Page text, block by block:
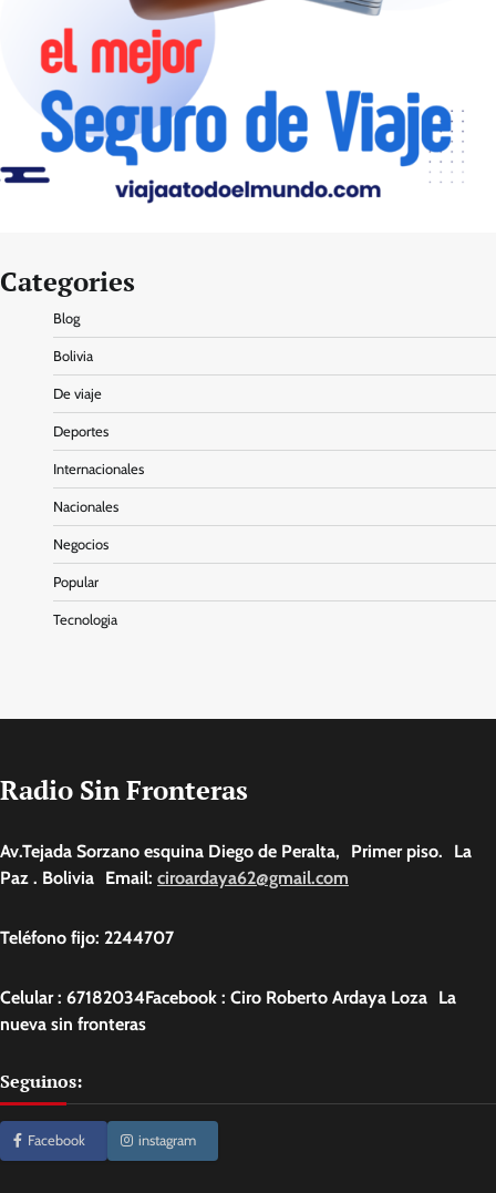
Categories
Blog
Bolivia
De viaje
Deportes
Internacionales
Nacionales
Negocios
Popular
Tecnologia
Radio Sin Fronteras
Av.Tejada Sorzano esquina Diego de Peralta, Primer piso. La
Paz . Bolivia Email: ciroardaya62@gmail.com
Teléfono fijo: 2244707
Celular : 67182034Facebook : Ciro Roberto Ardaya Loza La
nueva sin fronteras
Seguinos:
Facebook instagram